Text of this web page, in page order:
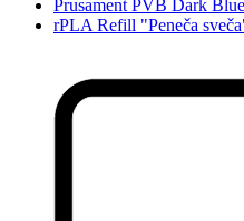
Prusament PVB Dark
rPLA Refill "Peneča